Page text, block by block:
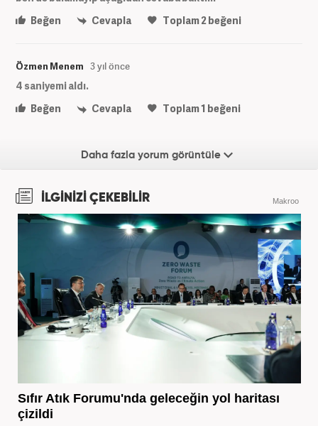
Beğen
Cevapla Toplam2beğeni
Özmen Menem 3 yıl önce
4 saniyemi aldı.
Beğen
Cevapla Toplam1 beğeni
Daha fazla yorum görüntüle
İLGİNİZİ ÇEKEBİLİR Makroo
Sıfır Atık Forumu'nda geleceğin yol haritası
çizildi